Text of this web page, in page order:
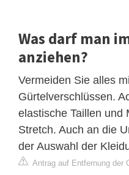
Was darf man
anziehen?
Vermeiden Sie alles
Gürtelverschlüssen.
elastische Taillen und
Stretch. Auch an die
der Auswahl der
Antrag auf Entfernung der